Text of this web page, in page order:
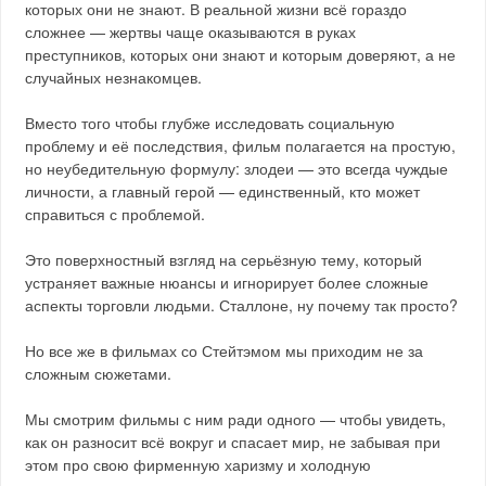
которых они не знают. В реальной жизни всё гораздо
сложнее — жертвы чаще оказываются в руках
преступников, которых они знают и которым доверяют, а не
случайных незнакомцев.
Вместо того чтобы глубже исследовать социальную
проблему и её последствия, фильм полагается на простую,
но неубедительную формулу: злодеи — это всегда чуждые
личности, а главный герой — единственный, кто может
справиться с проблемой.
Это поверхностный взгляд на серьёзную тему, который
устраняет важные нюансы и игнорирует более сложные
аспекты торговли людьми. Сталлоне, ну почему так просто?
Но все же в фильмах со Стейтэмом мы приходим не за
сложным сюжетами.
Мы смотрим фильмы с ним ради одного — чтобы увидеть,
как он разносит всё вокруг и спасает мир, не забывая при
этом про свою фирменную харизму и холодную